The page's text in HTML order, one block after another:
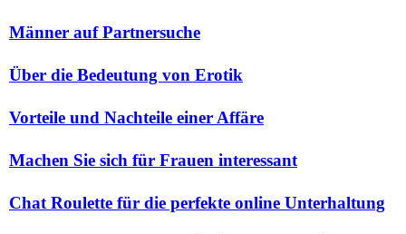
Männer auf Partnersuche
Über die Bedeutung von Erotik
Vorteile und Nachteile einer Affäre
Machen Sie sich für Frauen interessant
Chat Roulette für die perfekte online Unterhaltung